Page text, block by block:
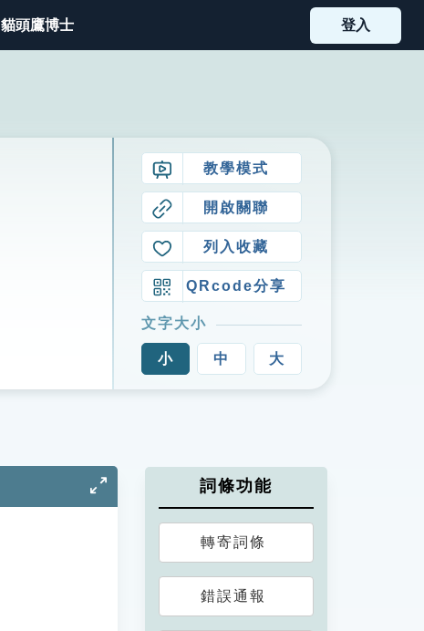
貓頭鷹博士 登入
教學模式
開啟關聯
列入收藏
QRcode分享
文字大小
小 中 大
詞條功能
轉寄詞條
錯誤通報